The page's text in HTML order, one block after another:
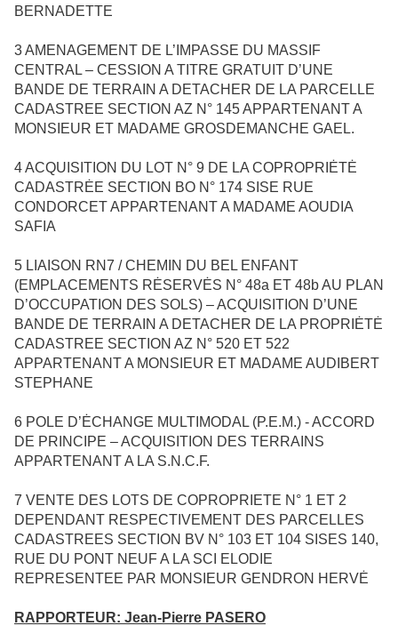
BERNADETTE
3AMENAGEMENT DE L’IMPASSE DU MASSIF
CENTRAL – CESSION A TITRE GRATUIT D’UNE
BANDE DE TERRAIN A DETACHER DE LA PARCELLE
CADASTREE SECTION AZ N° 145 APPARTENANT A
MONSIEUR ET MADAME GROSDEMANCHE GAEL.
4ACQUISITION DU LOT N° 9 DE LA COPROPRIĖTĖ
CADASTRĖE SECTION BO N° 174 SISE RUE
CONDORCET APPARTENANT A MADAME AOUDIA
SAFIA
5 LIAISON RN7 / CHEMIN DU BEL ENFANT
(EMPLACEMENTS RĖSERVĖS N° 48a ET 48b AU PLAN
D’OCCUPATION DES SOLS) – ACQUISITION D’UNE
BANDE DE TERRAIN A DETACHER DE LA PROPRIĖTĖ
CADASTREE SECTION AZ N° 520 ET 522
APPARTENANT A MONSIEUR ET MADAME AUDIBERT
STEPHANE
6 POLE D’ĖCHANGE MULTIMODAL (P.E.M.) - ACCORD
DE PRINCIPE – ACQUISITION DES TERRAINS
APPARTENANT A LA S.N.C.F.
7 VENTE DES LOTS DE COPROPRIETE N° 1 ET 2
DEPENDANT RESPECTIVEMENT DES PARCELLES
CADASTREES SECTION BV N° 103 ET 104 SISES 140,
RUE DU PONT NEUF A LA SCI ELODIE
REPRESENTEE PAR MONSIEUR GENDRON HERVĖ
RAPPORTEUR: Jean-Pierre PASERO